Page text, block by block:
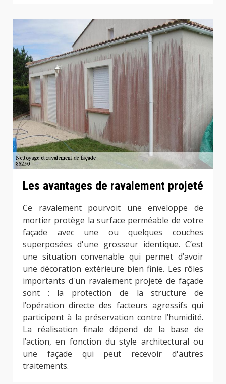
Les avantages de ravalement projeté
Ce ravalement pourvoit une enveloppe de
mortier protège la surface perméable de votre
façade avec une ou quelques couches
superposées d'une grosseur identique. C’est
une situation convenable qui permet d’avoir
une décoration extérieure bien finie. Les rôles
importants d'un ravalement projeté de façade
sont : la protection de la structure de
l’opération directe des facteurs agressifs qui
participent à la préservation contre l’humidité.
La réalisation finale dépend de la base de
l’action, en fonction du style architectural ou
une façade qui peut recevoir d'autres
traitements.